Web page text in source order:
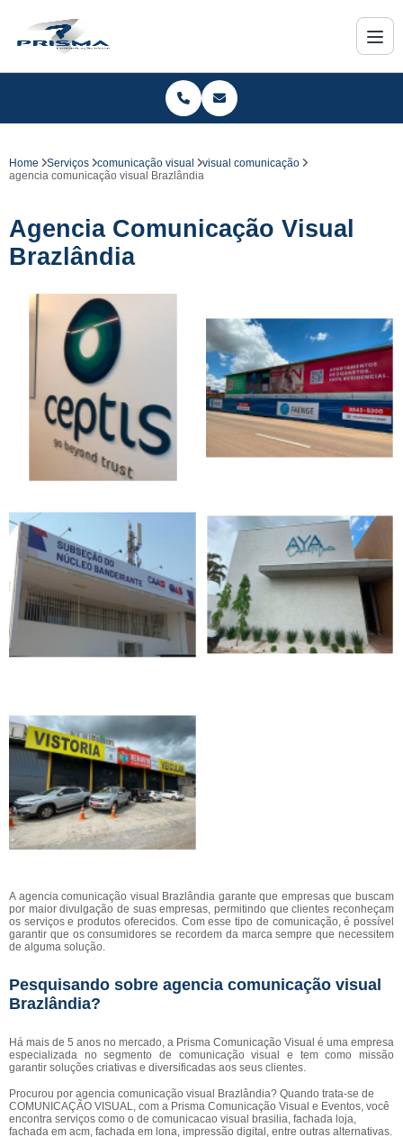
Home Serviços comunicação visual
visual comunicação
agencia comunicação visual Brazlândia
Agencia Comunicação Visual
Brazlândia
A agencia comunicação visual Brazlândia garante que empresas que buscam
por maior divulgação de suas empresas, permitindo que clientes reconheçam
os serviços e produtos oferecidos. Com esse tipo de comunicação, é possível
garantir que os consumidores se recordem da marca sempre que necessitem
de alguma solução.
Pesquisando sobre agencia comunicação visual
Brazlândia?
Há mais de 5 anos no mercado, a Prisma Comunicação Visual é uma empresa
especializada no segmento de comunicação visual e tem como missão
garantir soluções criativas e diversificadas aos seus clientes.
Procurou por agencia comunicação visual Brazlândia? Quando trata-se de
COMUNICAÇÃO VISUAL, com a Prisma Comunicação Visual e Eventos, você
encontra serviços como o de comunicacao visual brasilia, fachada loja,
fachada em acm, fachada em lona, impressão digital, entre outras alternativas.